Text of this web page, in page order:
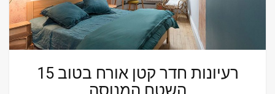
15 רעיונות חדר קטן אורח בטוב